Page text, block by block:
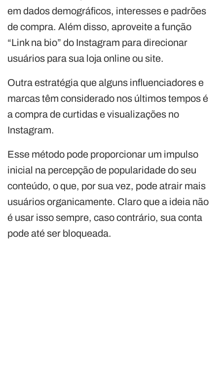
em dados demográficos, interesses e padrões
de compra. Além disso, aproveite a função
“Link na bio” do Instagram para direcionar
usuários para sua loja online ou site.
Outra estratégia que alguns influenciadores e
marcas têm considerado nos últimos tempos é
a compra de curtidas e visualizações no
Instagram.
Esse método pode proporcionar um impulso
inicial na percepção de popularidade do seu
conteúdo, o que, por sua vez, pode atrair mais
usuários organicamente. Claro que a ideia não
é usar isso sempre, caso contrário, sua conta
pode até ser bloqueada.